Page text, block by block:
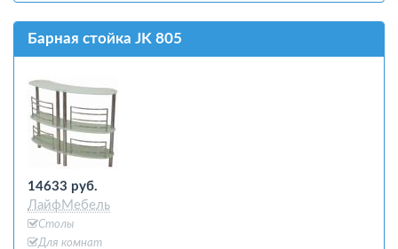
Барная стойка JK 805
14633 руб.
ЛайфМебель
Столы
Для комнат